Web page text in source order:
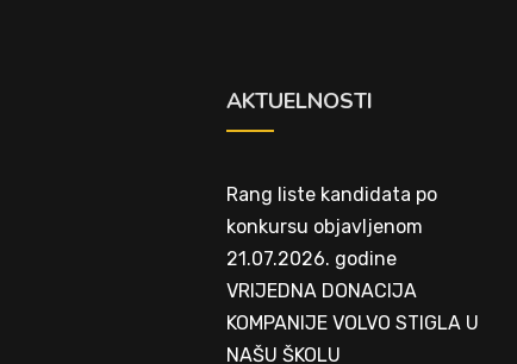
AKTUELNOSTI
Rang liste kandidata po
konkursu objavljenom
21.07.2026. godine
VRIJEDNA DONACIJA
KOMPANIJE VOLVO STIGLA U
NAŠU ŠKOLU